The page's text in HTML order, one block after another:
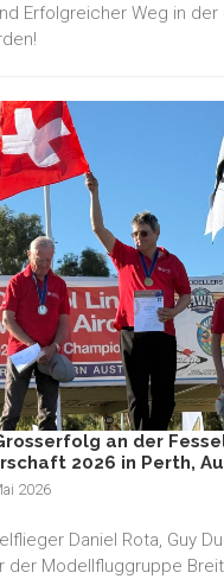
Erfolgreicher Weg in
an der
2026 in Perth,
2026
Daniel Rota, Guy
der Modellfluggruppe